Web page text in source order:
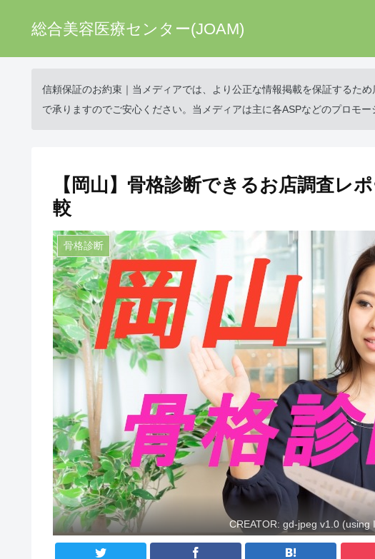
総合美容医療センター(JOAM)
信頼保証のお約束｜当メディアでは、より公正な情報掲載を保証するた
で承りますのでご安心ください。当メディアは主に各ASPなどのプロモー
【岡山】骨格診断できるお店調査レ
較
骨格診断
CREATOR: gd-jpeg v1.0